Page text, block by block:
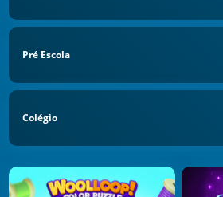
Pré Escola
Colégio